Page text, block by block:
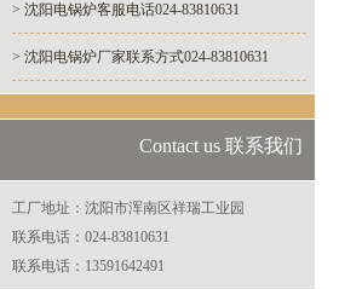
> 沈阳电锅炉客服电话024-83810631
> 沈阳电锅炉厂家联系方式024-83810631
Contact us 联系我们
工厂地址：沈阳市浑南区祥瑞工业园
联系电话：024-83810631
联系电话：13591642491